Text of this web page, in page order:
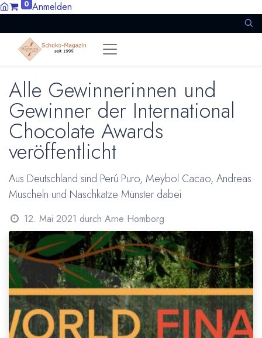
0 Anmelden
Alle Gewinnerinnen und
Gewinner der International
Chocolate Awards
veröffentlicht
Aus Deutschland sind Perú Puro, Meybol Cacao, Andreas
Muscheln und Naschkatze Münster dabei
12. Mai 2021 durch Arne Homborg